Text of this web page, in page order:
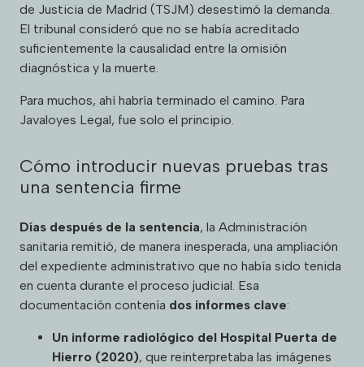
de Justicia de Madrid (TSJM) desestimó la demanda.
El tribunal consideró que no se había acreditado
suficientemente la causalidad entre la omisión
diagnóstica y la muerte.
Para muchos, ahí habría terminado el camino. Para
Javaloyes Legal, fue solo el principio.
Cómo introducir nuevas pruebas tras
una sentencia firme
Días después de la sentencia, la Administración
sanitaria remitió, de manera inesperada, una ampliación
del expediente administrativo que no había sido tenida
en cuenta durante el proceso judicial. Esa
documentación contenía dos informes clave:
Un informe radiológico del Hospital Puerta de
Hierro (2020), que reinterpretaba las imágenes